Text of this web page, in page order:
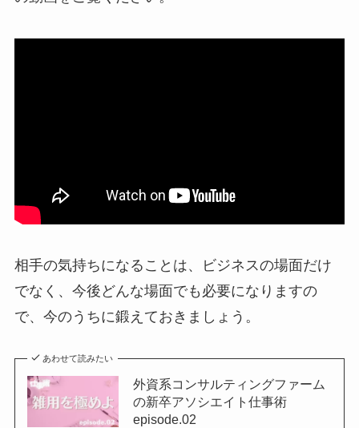
相手の気持ちになることは、ビジネスの場面だけ
でなく、今後どんな場面でも必要になりますの
で、今のうちに鍛えておきましょう。
あわせて読みたい
外資系コンサルティングファーム
の新卒アソシエイト仕事術
episode.02